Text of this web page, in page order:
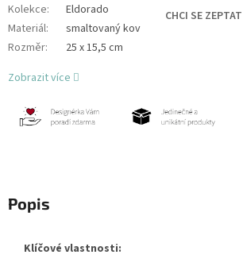
Kolekce:
Eldorado
Materiál:
smaltovaný kov
Rozměr: 25 x 15,5 cm
CHCI SE ZEPTAT
Zobrazit více
Popis
Klíčové vlastnosti: